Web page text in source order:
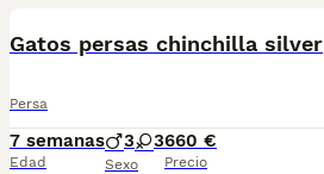
Gatos persas chinchilla silver
Persa
7 semanas
Edad
3 3
Sexo
660 €
Precio